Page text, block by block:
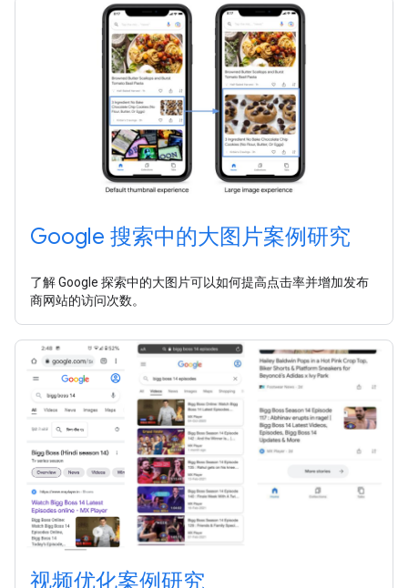
Google 搜索中的大图片案例研究
了解 Google 探索中的大图片可以如何提高点击率并增加发布
商网站的访问次数。
视频优化案例研究